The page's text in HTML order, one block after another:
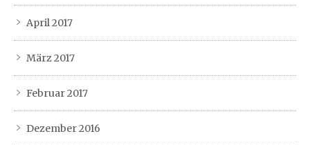
April 2017
März 2017
Februar 2017
Dezember 2016